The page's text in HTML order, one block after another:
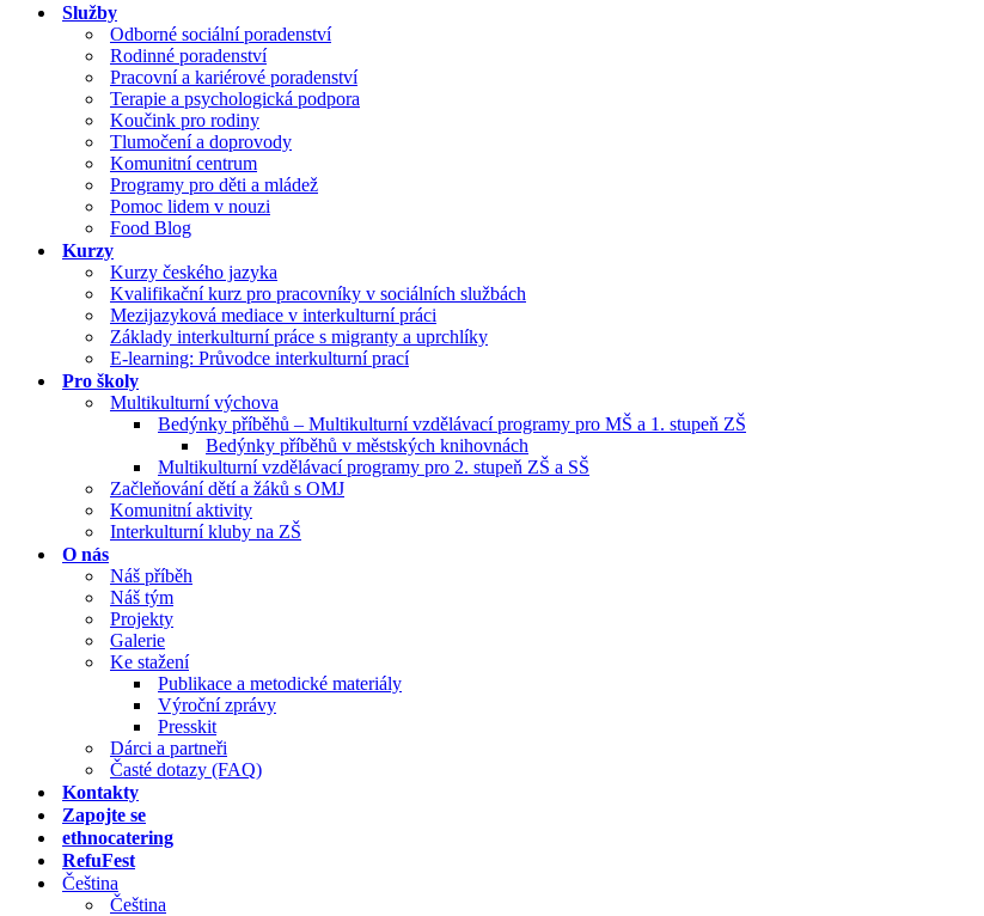
Služby
Odborné sociální poradenství
Rodinné poradenství
Pracovní a kariérové poradenství
Terapie a psychologická podpora
Koučink pro rodiny
Tlumočení a doprovody
Komunitní centrum
Programy pro děti a mládež
Pomoc lidem v nouzi
Food Blog
Kurzy
Kurzy českého jazyka
Kvalifikační kurz pro pracovníky v sociálních službách
Mezijazyková mediace v interkulturní práci
Základy interkulturní práce s migranty a uprchlíky
E-learning: Průvodce interkulturní prací
Pro školy
Multikulturní výchova
Bedýnky příběhů – Multikulturní vzdělávací programy pro MŠ a 1. stupeň ZŠ
Bedýnky příběhů v městských knihovnách
Multikulturní vzdělávací programy pro 2. stupeň ZŠ a SŠ
Začleňování dětí a žáků s OMJ
Komunitní aktivity
Interkulturní kluby na ZŠ
O nás
Náš příběh
Náš tým
Projekty
Galerie
Ke stažení
Publikace a metodické materiály
Výroční zprávy
Presskit
Dárci a partneři
Časté dotazy (FAQ)
Kontakty
Zapojte se
ethnocatering
RefuFest
Čeština
Čeština